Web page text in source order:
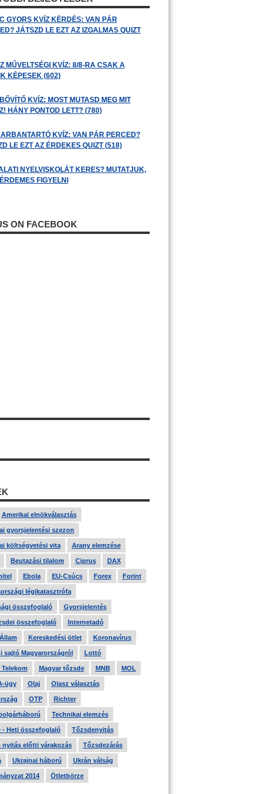
GYORS KVÍZ KÉRDÉS: VAN PÁR
JÁTSZD LE EZT AZ IZGALMAS QUIZT
MŰVELTSÉGI KVÍZ: 8/8-RA CSAK A
KÉPESEK (602)
KVÍZ: MOST MUTASD MEG MIT
HÁNY PONTOD LETT? (780)
KVÍZ: VAN PÁR PERCED?
LE EZT AZ ÉRDEKES QUIZT (518)
NYELVISKOLÁT KERES? MUTATJUK,
FIGYELNI
ON FACEBOOK
Amerikai elnökválasztás
gyorsjelentési szezon
költségvetési vita Arany elemzése
Beutazási tilalom Ciprus DAX
Ebola EU-Csúcs Forex Forint
légikatasztrófa
összefoglaló Gyorsjelentés
összefoglaló Internetadó
Kereskedési ötlet Koronavírus
sajtó Magyarországról Lottó
Telekom Magyar tőzsde MNB MOL
ügy Olaj Olasz választás
OTP Richter
Technikai elemzés
- Heti összefoglaló Tőzsdenyitás
nyitás előtti várakozás Tőzsdezárás
Ukrajnai háború Ukrán válság
2014 Ötletbörze